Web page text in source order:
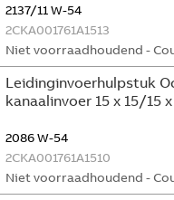
2137/11 W-54
2CKA001761A1513
Niet voorraadhoudend -
Leidinginvoerhulpstuk
kanaalinvoer 15 x 15/15
2086 W-54
2CKA001761A1510
Niet voorraadhoudend -